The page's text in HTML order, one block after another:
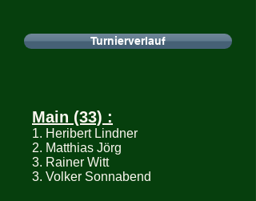
Turnierverlauf
Main (33) :
1. Heribert Lindner
2. Matthias Jörg
3. Rainer Witt
3. Volker Sonnabend